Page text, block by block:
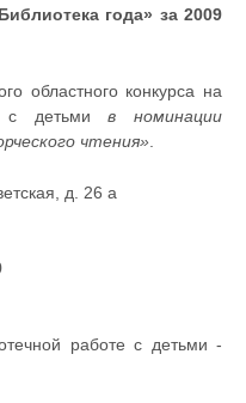
года» за 2009
областного конкурса на
с детьмив номинации
чтения»
д. 26 а
работе с детьми -